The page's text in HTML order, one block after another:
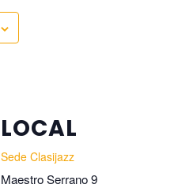
LOCAL
Sede Clasijazz
Maestro Serrano 9